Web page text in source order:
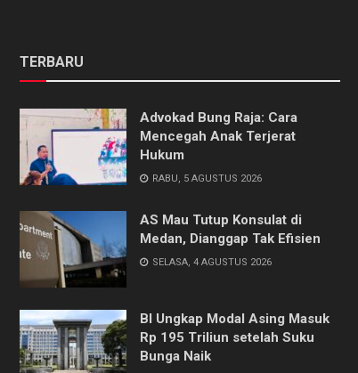
TERBARU
Advokad Bung Raja: Cara
Mencegah Anak Terjerat
Hukum
RABU, 5 AGUSTUS 2026
AS Mau Tutup Konsulat di
Medan, Dianggap Tak Efisien
SELASA, 4 AGUSTUS 2026
BI Ungkap Modal Asing Masuk
Rp 195 Triliun setelah Suku
Bunga Naik